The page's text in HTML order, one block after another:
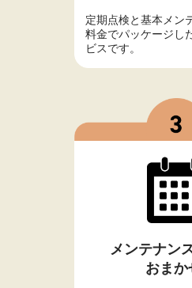
定期点検と基本メン
料金でパッケージし
ビスです。
メンテナン
おまか